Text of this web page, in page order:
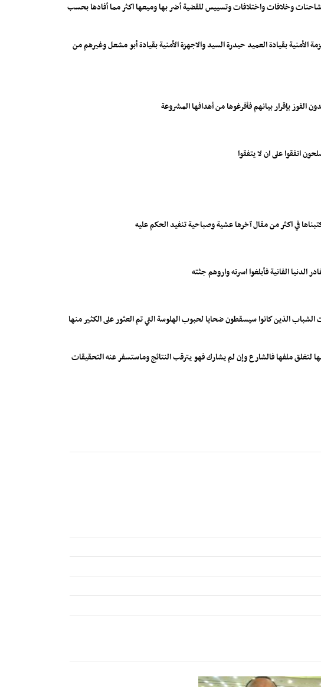
وخلافات واختلافات وتسييس للقضية أضر بها وميعها اكثر مما أفادها بحسب
الأمنية بقيادة العميد حيدرة السيد والاجهزة الأمنية بقيادة أبو مشعل وغيرهم من
بإقرار بيانهم فأفرغوها من أهدافها المشروعة
اتفقوا على ان لا يتفقوا
في اكثر من مقال آخرها عشية وصباحية تنفيد الحكم عليه
الفانية فأبلغوا اسرته واروهم جثته
الذين كانوا سيسقطون ضحايا لحبوب الهلوسة التي تم العثور على الكثير منها
لتغلق ملفها فالشارع وإن لم يشارك فهو يترقب النتائج وماستسفر عنه التحقيقات